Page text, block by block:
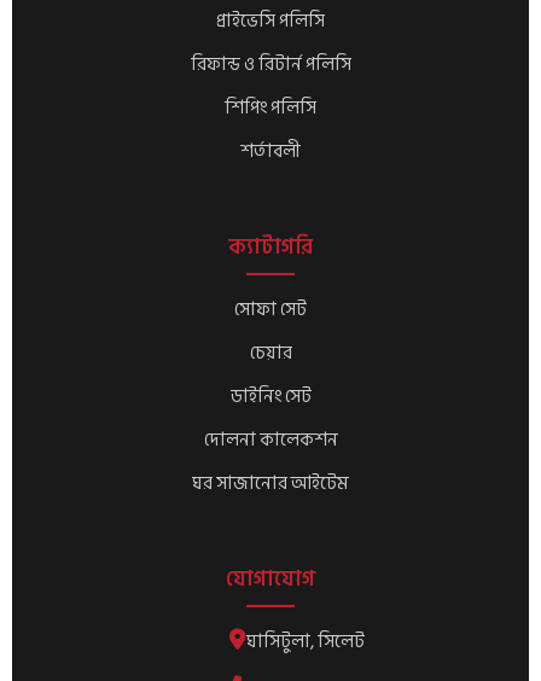
প্রাইভেসি পলিসি
রিফান্ড ও রিটার্ন পলিসি
শিপিং পলিসি
শর্তাবলী
ক্যাটাগরি
সোফা সেট
চেয়ার
ডাইনিং সেট
দোলনা কালেকশন
ঘর সাজানোর আইটেম
যোগাযোগ
ঘাসিটুলা, সিলেট